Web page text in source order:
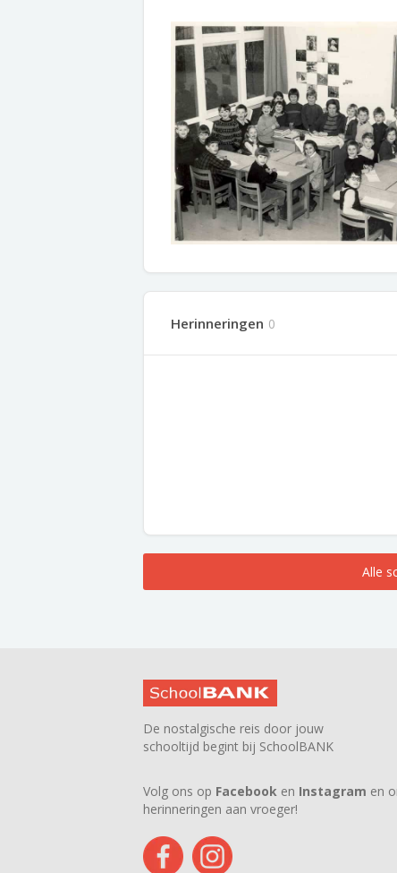
Herinneringen 0
Alle
De nostalgische reis door jouw
schooltijd begint bij SchoolBANK
Volg ons op Facebook en Instagram en
herinneringen aan vroeger!